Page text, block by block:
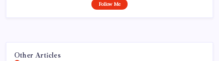
Follow Me
Other Articles